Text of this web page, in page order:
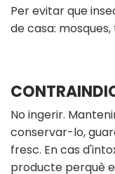
Per evitar que
de casa: mosques,
No ingerir.
conservar-lo,
fresc. En cas
producte perquè